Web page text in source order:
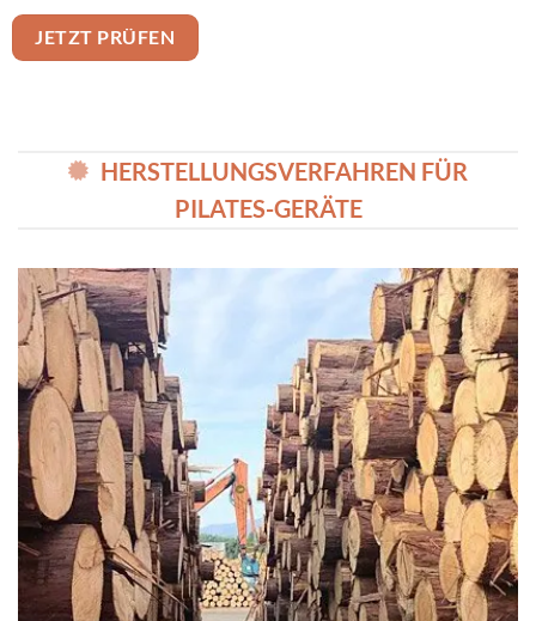
JETZT PRÜFEN
HERSTELLUNGSVERFAHREN FÜR
PILATES-GERÄTE